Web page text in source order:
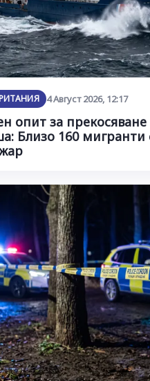
4 Август 2026, 12:17
опит за прекосяване
Близо 160 мигранти